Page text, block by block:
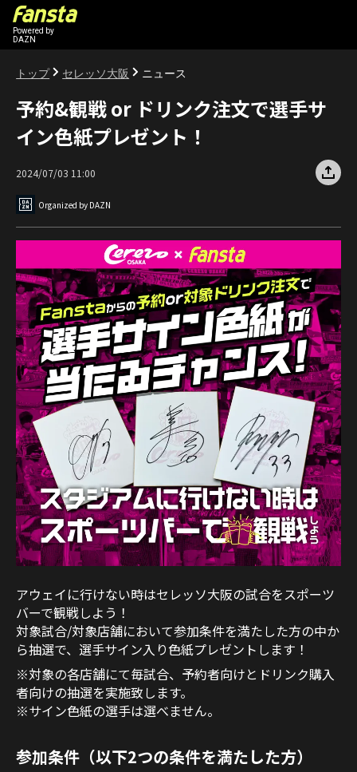
Powered by
DAZN
トップ セレッソ大阪 ニュース
予約&観戦 or ドリンク注文で選手サ
イン色紙プレゼント！
2024/07/03 11:00
Organized by DAZN
アウェイに行けない時はセレッソ大阪の試合をスポーツ
バーで観戦しよう！
対象試合/対象店舗において参加条件を満たした方の中か
ら抽選で、選手サイン入り色紙プレゼントします！
※対象の各店舗にて毎試合、予約者向けとドリンク購入
者向けの抽選を実施致します。
※サイン色紙の選手は選べません。
参加条件（以下2つの条件を満たした方）